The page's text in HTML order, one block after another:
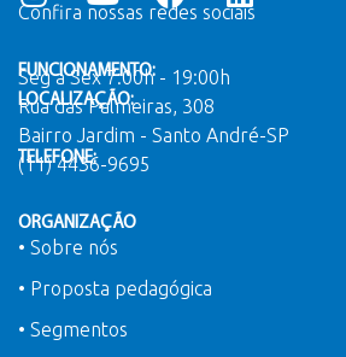
Confira nossas redes sociais
FUNCIONAMENTO:
Seg a Sex 7:00h - 19:00h
LOCALIZAÇÃO:
Rua das Palmeiras, 308
Bairro Jardim - Santo André-SP
TELEFONE:
(11) 4436-9695
ORGANIZAÇÃO
• Sobre nós
• Proposta pedagógica
• Segmentos